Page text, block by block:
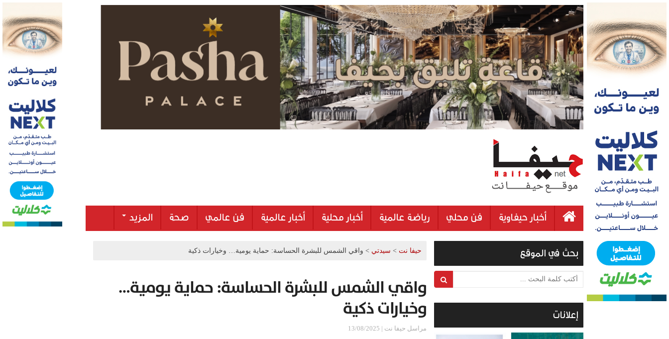
أخبار حيفاوية فن محلي رياضة عالمية أخبار محلية أخبار عالمية فن عالمي صحة المزيد
حيفا نت > سيدتي > واقي الشمس للبشرة الحساسة: حماية يومية… وخيارات ذكية
واقي الشمس للبشرة الحساسة: حماية يومية…
وخيارات ذكية
مراسل حيفا نت | 13/08/2025
بحث في الموقع
أكتب كلمة البحث ...
إعلانات